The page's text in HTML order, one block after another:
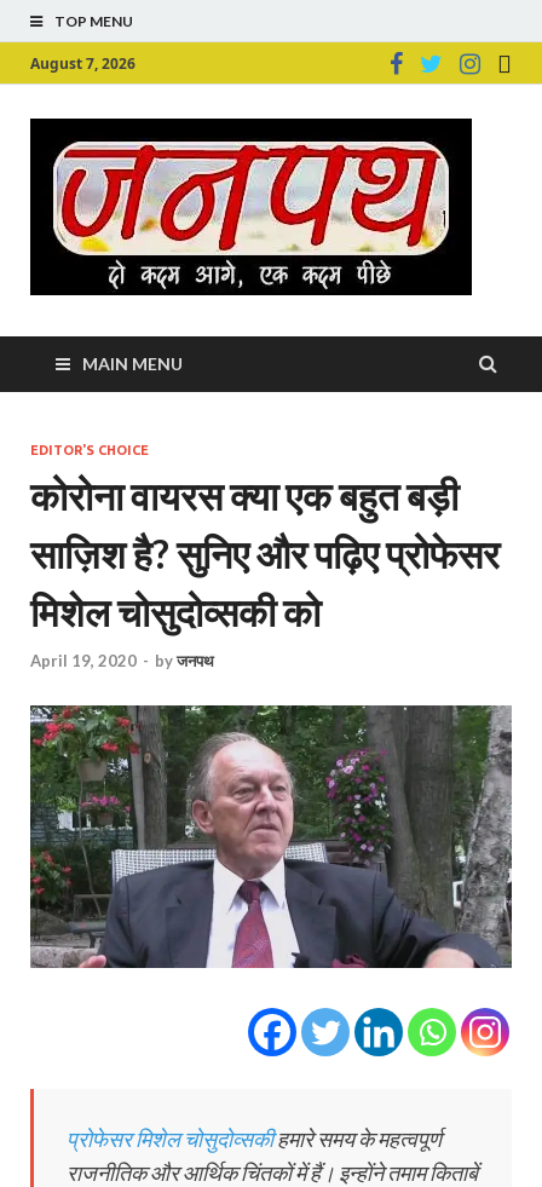
TOP MENU
August 7, 2026
MAIN MENU
EDITOR'S CHOICE
कोरोना वायरस क्या एक बहुत बड़ी
साज़िश है? सुनिए और पढ़िए प्रोफेसर
मिशेल चोसुदोव्सकी को
April 19, 2020 - byजनपथ
प्रोफेसर मिशेल चोसुदोव्सकीहमारे समय के महत्वपूर्ण
राजनीतिक और आर्थिक चिंतकों में हैं। इन्होंने तमाम किताबें